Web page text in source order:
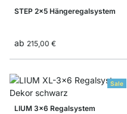
STEP 2x5 Hängeregalsystem
ab 215,00 €
Sale
LIUM 3x6 Regalsystem